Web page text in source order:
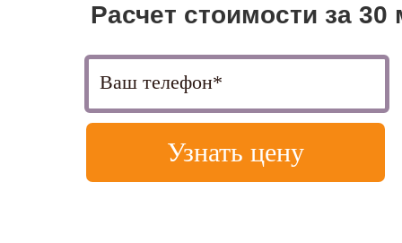
Узнать цену
Расчет стоимости за 30